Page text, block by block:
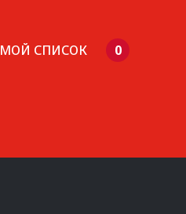
МОЙ СПИСОК 0